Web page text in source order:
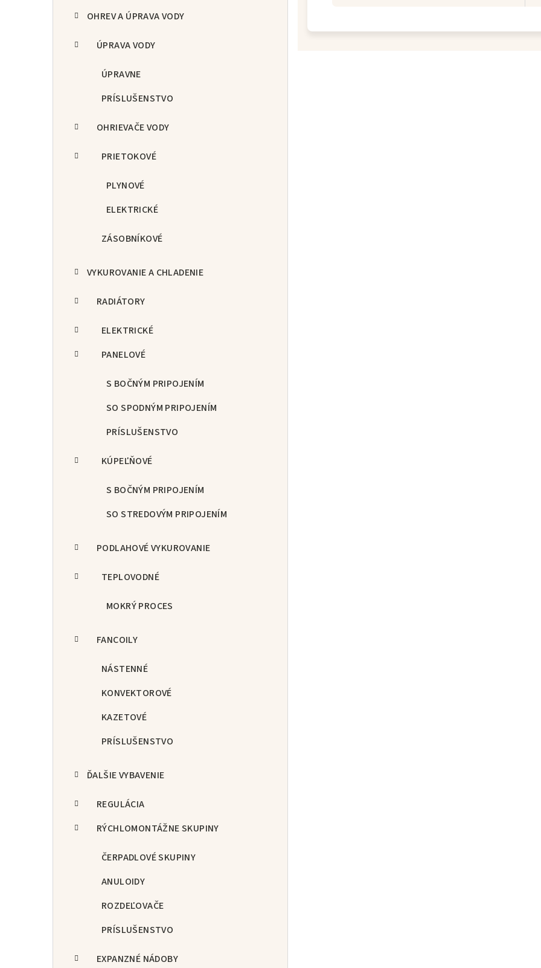
OHREV A ÚPRAVA VODY
ÚPRAVA VODY
ÚPRAVNE
PRÍSLUŠENSTVO
OHRIEVAČE VODY
PRIETOKOVÉ
PLYNOVÉ
ELEKTRICKÉ
ZÁSOBNÍKOVÉ
VYKUROVANIE A CHLADENIE
RADIÁTORY
ELEKTRICKÉ
PANELOVÉ
S BOČNÝM PRIPOJENÍM
SO SPODNÝM PRIPOJENÍM
PRÍSLUŠENSTVO
KÚPEĽŇOVÉ
S BOČNÝM PRIPOJENÍM
SO STREDOVÝM PRIPOJENÍM
PODLAHOVÉ VYKUROVANIE
TEPLOVODNÉ
MOKRÝ PROCES
FANCOILY
NÁSTENNÉ
KONVEKTOROVÉ
KAZETOVÉ
PRÍSLUŠENSTVO
ĎALŠIE VYBAVENIE
REGULÁCIA
RÝCHLOMONTÁŽNE SKUPINY
ČERPADLOVÉ SKUPINY
ANULOIDY
ROZDEĽOVAČE
PRÍSLUŠENSTVO
EXPANZNÉ NÁDOBY